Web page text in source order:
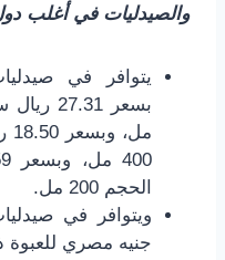
والصيدليات في أغلب دول
يتوافر في
الحجم 200 مل.
جنيه مصري للعبوة ذات